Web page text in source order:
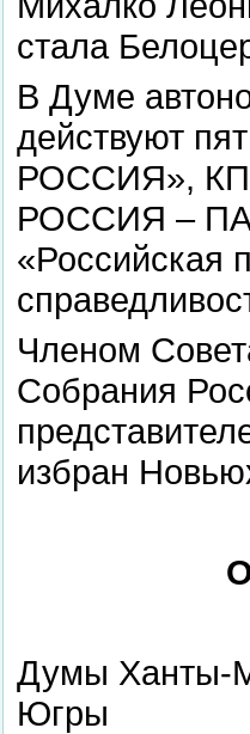
стала
В Думе
действуют
РОССИЯ»,
РОССИЯ –
«Российская
Членом
Собрания
избран
Думы Ханты-
Югры